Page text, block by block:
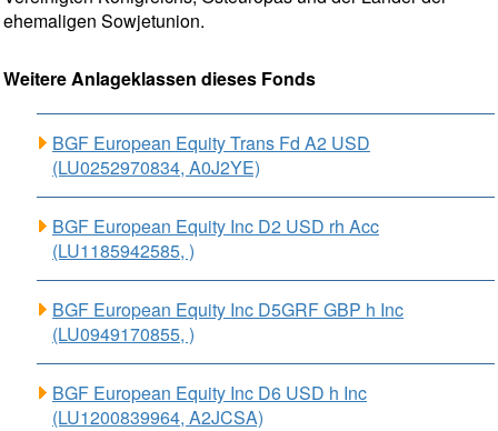
ehemaligen Sowjetunion.
Weitere Anlageklassen dieses Fonds
BGF European Equity Trans Fd A2 USD
(LU0252970834, A0J2YE)
BGF European Equity Inc D2 USD rh Acc
(LU1185942585, )
BGF European Equity Inc D5GRF GBP h Inc
(LU0949170855, )
BGF European Equity Inc D6 USD h Inc
(LU1200839964, A2JCSA)